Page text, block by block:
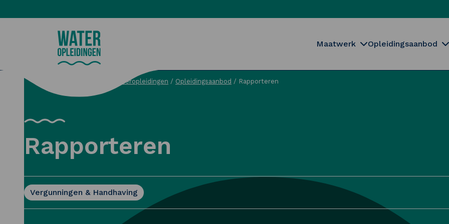
Maatwerk Opleidingsaanbod
Wateropleidingen / Opleidingsaanbod / Rapporteren
Rapporteren
Vergunningen & Handhaving